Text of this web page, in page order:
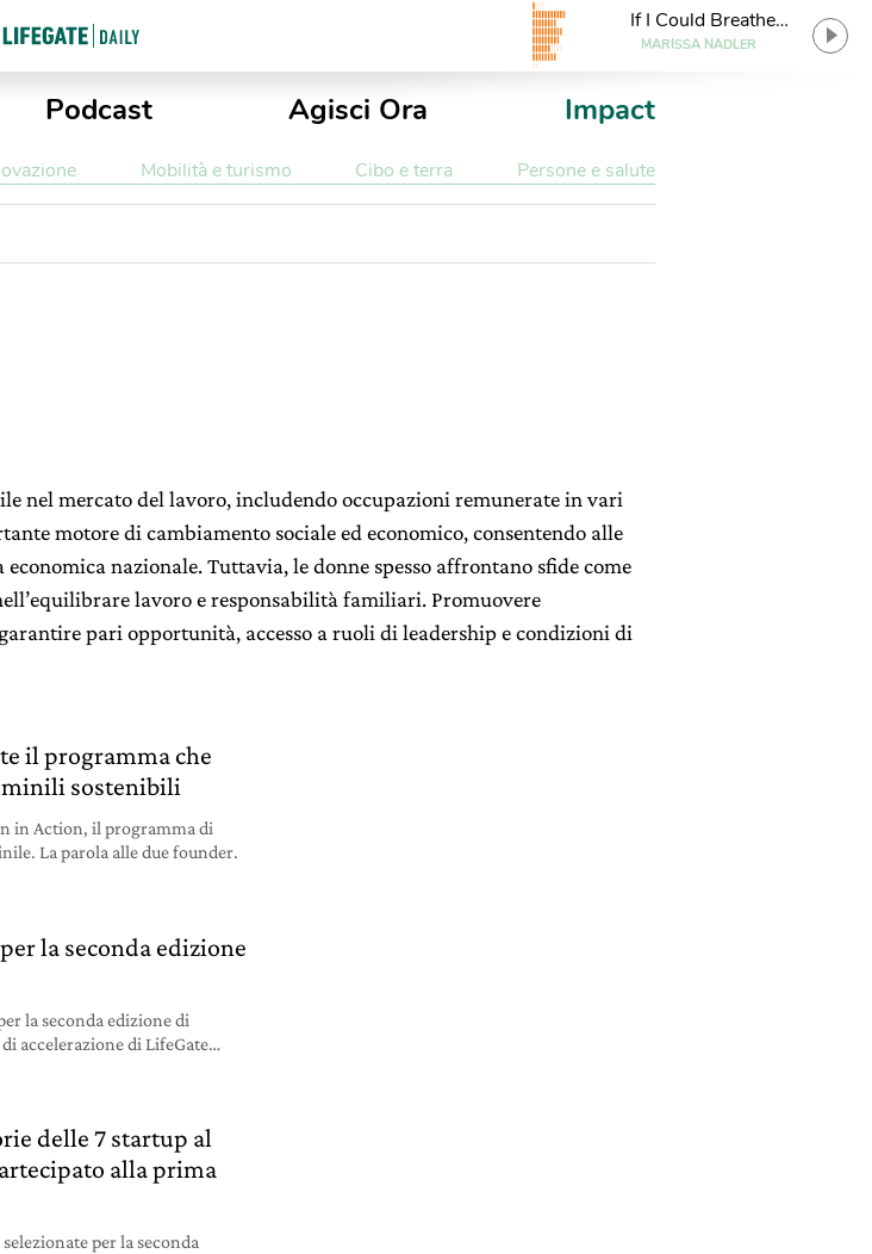
If I Could Breathe
Underwater
MARISSA NADLER
Podcast Agisci Ora Impact
Mobilità e turismo Cibo e terra Persone e salute
nel mercato del lavoro, includendo occupazioni remunerate in vari
motore di cambiamento sociale ed economico, consentendo alle
nazionale. Tuttavia, le donne spesso affrontano sfide come
lavoro e responsabilità familiari. Promuovere
pari opportunità, accesso a ruoli di leadership e condizioni di
il programma che
sostenibili
in Action, il programma di
La parola alle due founder.
la seconda edizione
la seconda edizione di
accelerazione di LifeGate
delle 7 startup al
alla prima
per la seconda